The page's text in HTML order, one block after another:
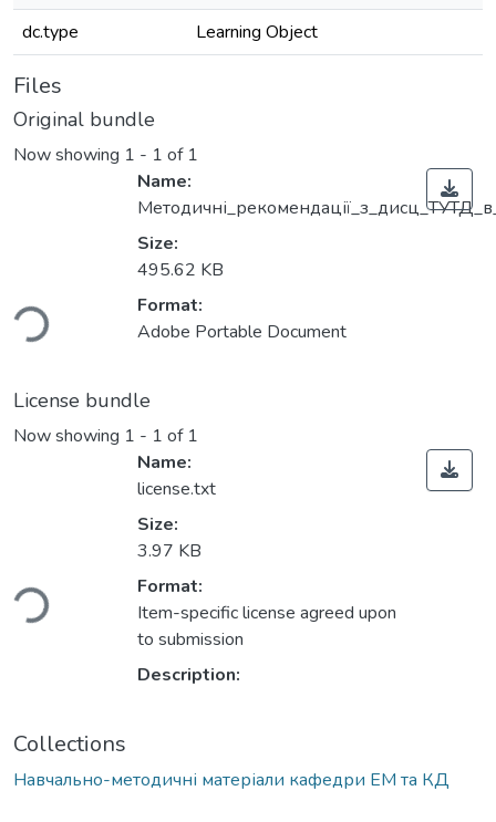
dc.type
Learning Object
Files
Original bundle
Now showing 1 - 1 of 1
Name:
Size:
495.62 KB
Format:
Adobe Portable Document
License bundle
Now showing 1 - 1 of 1
Name:
license.txt
Size:
3.97 KB
Format:
Item-specific license agreed upon
to submission
Description:
Collections
Навчально-методичні матеріали кафедри ЕМ та КД